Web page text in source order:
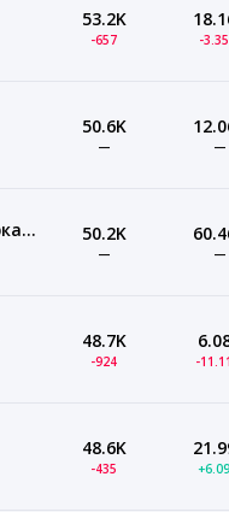
53.2K
-657 -
50.6K
— —
Игровой Канал Блэка [BlackUFA]
50.2K
— —
48.7K
-924 -
48.6K
-435